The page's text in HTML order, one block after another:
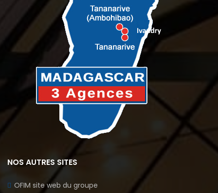
NOS AUTRES SITES
OFIM site web du groupe